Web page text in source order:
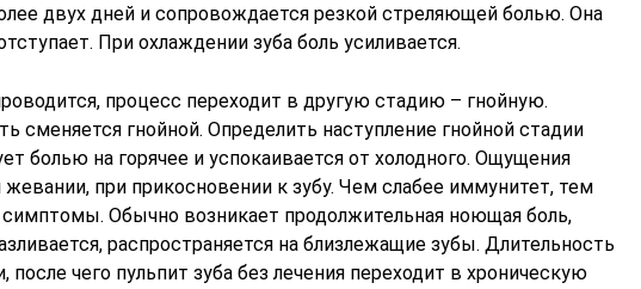
двух дней и сопровождается резкой стреляющей болью. Она
При охлаждении зуба боль усиливается.
процесс переходит в другую стадию – гнойную.
сменяется гнойной. Определить наступление гнойной стадии
болью на горячее и успокаивается от холодного. Ощущения
жевании, при прикосновении к зубу. Чем слабее иммунитет, тем
Обычно возникает продолжительная ноющая боль,
распространяется на близлежащие зубы. Длительность
после чего пульпит зуба без лечения переходит в хроническую